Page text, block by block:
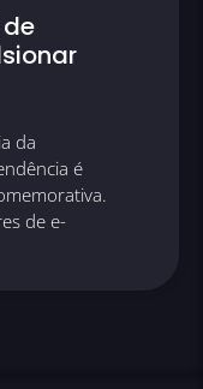
da
é
de e-